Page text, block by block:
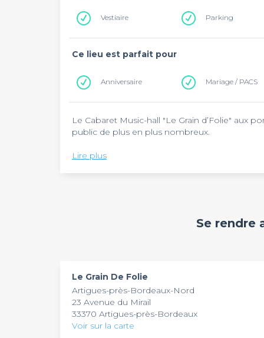
Vestiaire Parking
Ce lieu est parfait pour
Anniversaire Mariage / PACS
Le Cabaret Music-hall "Le Grain d’Folie" aux
public de plus en plus nombreux.
Nous vous proposons la location de nos salles
Le service pause (matin & après-midi)
Un séminaire journée
Une exposition
Une convention
Un salon d’exposition
Découvrez également l'art du déjeuner et
Lire plus
Se rendre
Le Grain De Folie
Artigues-près-Bordeaux-Nord
23 Avenue du Mirail
33370 Artigues-près-Bordeaux
Voir sur la carte